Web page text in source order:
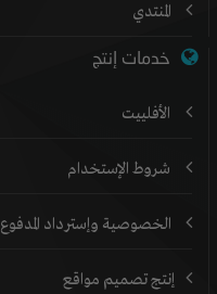
المنتدي
خدمات إنتج
الأفلييت
شروط الإستخدام
الخصوصية وإسترداد المدفوع
إنتج تصميم مواقع